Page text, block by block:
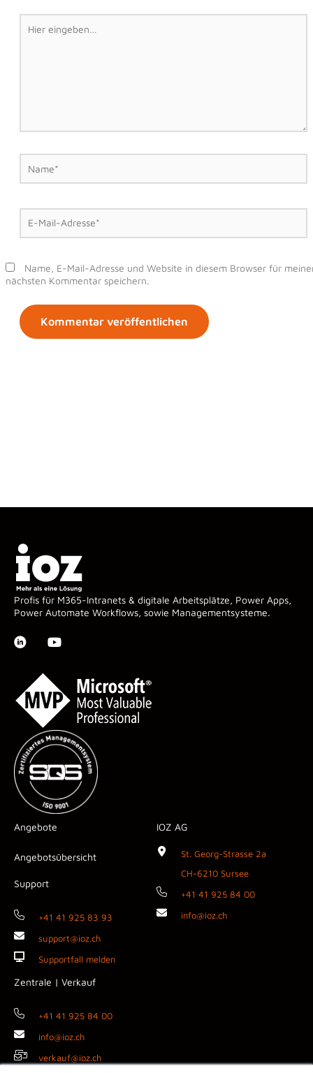
Hier
eingeben…
Name*
E-
Mail-
Adresse*
Name, E-Mail-Adresse und Website in diesem Browser für
nächsten Kommentar speichern.
Profis für M365-Intranets & digitale Arbeitsplätze, Power Apps,
Power Automate Workflows, sowie Managementsysteme.
Angebote
Angebotsübersicht
Support
+41 41 925 83 93
support@ioz.ch
Supportfall melden
Zentrale | Verkauf
+41 41 925 84 00
info@ioz.ch
verkauf@ioz.ch
IOZ AG
St. Georg-Strasse 2a
CH-6210 Sursee
+41 41 925 84 00
info@ioz.ch